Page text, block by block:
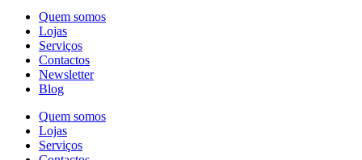
Quem somos
Lojas
Serviços
Contactos
Newsletter
Blog
Quem somos
Lojas
Serviços